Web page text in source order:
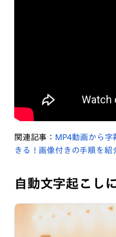
関連記事： MP4動画から字
きる！画像付きの手順を紹
自動文字起こし